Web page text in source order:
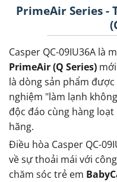
PrimeAir Series -
Casper QC-09IU36A là
PrimeAir (Q Series)
là dòng sản phẩm
nghiệm "làm lạnh
độc đáo cùng hàng
hãng.
Điều hòa Casper QC-
về sự thoải mái với
chăm sóc trẻ em